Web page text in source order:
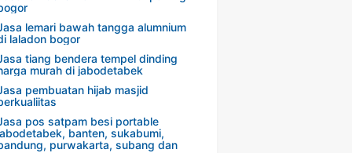
lemari bawah tangga alumnium
laladon bogor
tiang bendera tempel dinding
murah di jabodetabek
pembuatan hijab masjid
pos satpam besi portable
banten, sukabumi,
purwakarta, subang dan